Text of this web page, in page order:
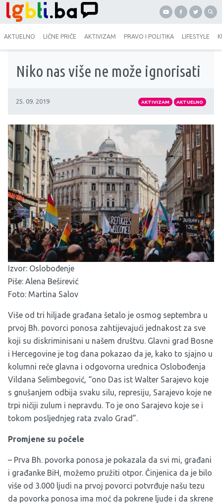
AKTUELNO LIČNE PRIČE AKTIVIZAM PRAVO I POLITIKA LIFESTYLE
Niko nas više ne može ignorisati
25. 09. 2019 AKTIVIZAM AKTUELNO
Izvor: Oslobođenje
Piše: Alena Beširević
Foto: Martina Salov
Više od tri hiljade građana šetalo je osmog septembra u
prvoj Bh. povorci ponosa zahtijevajući jednakost za sve
koji su diskriminisani u našem društvu. Glavni grad Bosne
i Hercegovine je tog dana pokazao da je, kako to sjajno u
kolumni reče glavna i odgovorna urednica Oslobođenja
Vildana Selimbegović, “ono Das ist Walter Sarajevo koje
s gnušanjem odbija svaku silu, represiju, Sarajevo koje ne
trpi ničiji zulum i nepravdu. To je ono Sarajevo koje se i
tokom posljednjeg rata zvalo Grad”.
Promjene su počele
– Prva Bh. povorka ponosa je pokazala da svi mi, građani
i građanke BiH, možemo pružiti otpor. Činjenica da je bilo
više od 3.000 ljudi na prvoj povorci potvrđuje našu tezu
da povorka ponosa ima moć da pokrene ljude i da skrene